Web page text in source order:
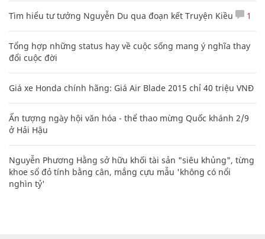
Tìm hiểu tư tưởng Nguyễn Du qua đoạn kết Truyện Kiều 1
Tổng hợp những status hay về cuộc sống mang ý nghĩa thay
đổi cuộc đời
Giá xe Honda chính hãng: Giá Air Blade 2015 chỉ 40 triệu VNĐ
Ấn tượng ngày hội văn hóa - thể thao mừng Quốc khánh 2/9
ở Hải Hậu
Nguyễn Phương Hằng sở hữu khối tài sản "siêu khủng", từng
khoe sổ đỏ tính bằng cân, mắng cựu mẫu 'không có nổi
nghìn tỷ'